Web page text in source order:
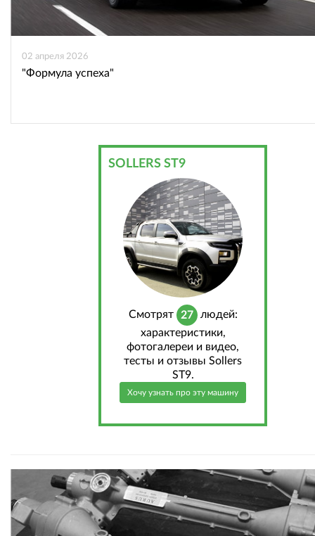
02 апреля 2026
"Формула успеха"
SOLLERS ST9
Cмотрят 27 людей:
характеристики,
фотогалереи и видео,
тесты и отзывы Sollers
ST9.
Хочу узнать про эту машину